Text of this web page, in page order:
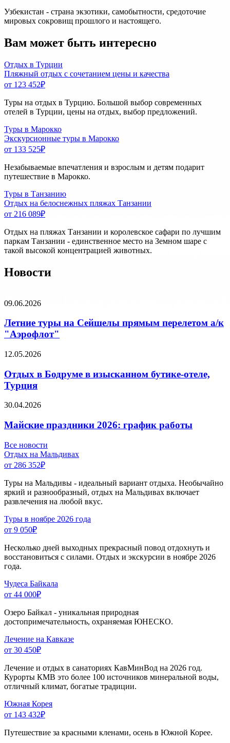
Узбекистан - страна экзотики, самобытности, средоточие
мировых сокровищ прошлого и настоящего.
Вам может быть интересно
Отдых в Турции
Пляжный отдых с сочетанием цены и качества
от 123 452₽
Туры на отдых в Турцию. Большой выбор современных
отелей в Турции, цены на отдых, выбор предложений.
Туры в Марокко
Экскурсионные туры в Марокко
от 133 525₽
Незабываемые впечатления и взрослым и детям подарит
путешествие в Марокко.
Туры в Танзанию
Отдых на белоснежных пляжах Танзании
от 216 089₽
Отдых на пляжах Танзании и королевское сафари по лучшим
паркам Танзании - единственное место на Земном шаре с
такой высокой концентрацией животных.
Новости
09.06.2026
Летние туры на Сейшелы прямым перелетом а/к
"Аэрофлот"
12.05.2026
Отдых в Бодруме в изысканном бутике-отеле,
Турция
30.04.2026
Майские праздники 2026: график работы
Все новости
Отдых на Мальдивах
от 286 352₽
Туры на Мальдивы - идеальный вариант отдыха. Необычайно
яркий и разнообразный, отдых на Мальдивах включает
развлечения на любой вкус.
Туры в ноябре 2026 года
от 9 050₽
Несколько дней выходных прекрасный повод отдохнуть и
восстановиться с силами. Отдых и экскурсии в ноябре 2026
года.
Чудеса Байкала
от 44 000₽
Озеро Байкал - уникальная природная
достопримечательность, охраняемая ЮНЕСКО.
Лечение на Кавказе
от 30 450₽
Лечение и отдых в санаториях КавМинВод на 2026 год.
Курорты КМВ это более 100 источников минеральной воды,
отличный климат, богатые традиции.
Южная Корея
от 143 432₽
Путешествие за красными кленами, осень в Южной Корее.